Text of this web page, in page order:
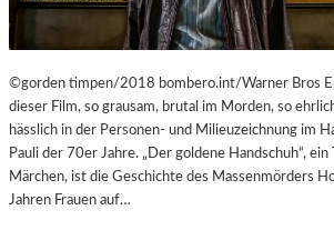
D
E
G
A
L
E
R
©gorden timpen/2018 bombero.int/Warner Bros
dieser Film, so grausam, brutal im Morden, so
hässlich in der Personen- und Milieuzeichnung im
Pauli der 70er Jahre. „Der goldene Handschuh“,
Märchen, ist die Geschichte des Massenmörders
Jahren Frauen auf…